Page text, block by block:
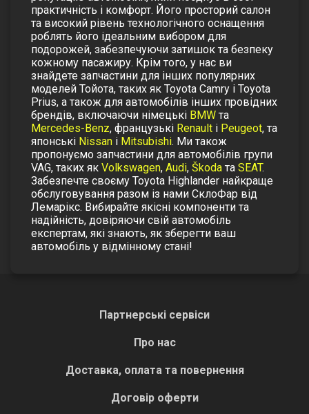
практичність і комфорт. Його просторий салон
та високий рівень технологічного оснащення
роблять його ідеальним вибором для
подорожей, забезпечуючи затишок та безпеку
кожному пасажиру. Крім того, у нас ви
знайдете запчастини для інших популярних
моделей Тойота, таких як Toyota Camry і Toyota
Prius, а також для автомобілів інших провідних
брендів, включаючи німецькі BMW та
Mercedes-Benz, французькі Renault і Peugeot, та
японські Nissan і Mitsubishi. Ми також
пропонуємо запчастини для автомобілів групи
VAG, таких як Volkswagen, Audi, Škoda та SEAT.
Забезпечте своєму Toyota Highlander найкраще
обслуговування разом із нами СклоФар від
Лемарікс. Вибирайте якісні компоненти та
надійність, довіряючи свій автомобіль
експертам, які знають, як зберегти ваш
автомобіль у відмінному стані!
Партнерські сервіси
Про нас
Доставка, оплата та повернення
Договір оферти